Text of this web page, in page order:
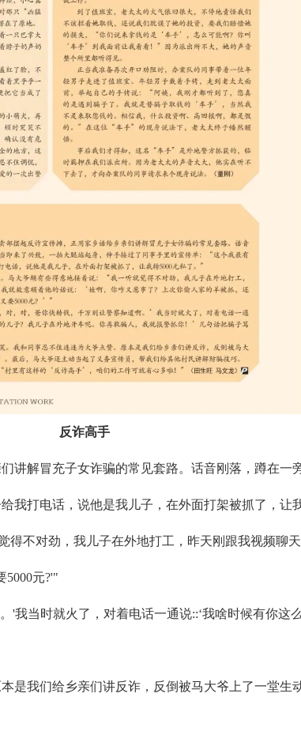
反诈高手
讲解冒充子女诈骗的常见套路。话音刚落，蹲在一
我打电话，说他是我儿子，在外面打架被抓了，让
不对劲，我儿子在外地打工，昨天刚跟我视频聊
5000元?'"
我当时就火了，对着电话一通说::‘我啥时候有你这
是我们给乡亲们讲反诈，反倒被马大爷上了一堂生